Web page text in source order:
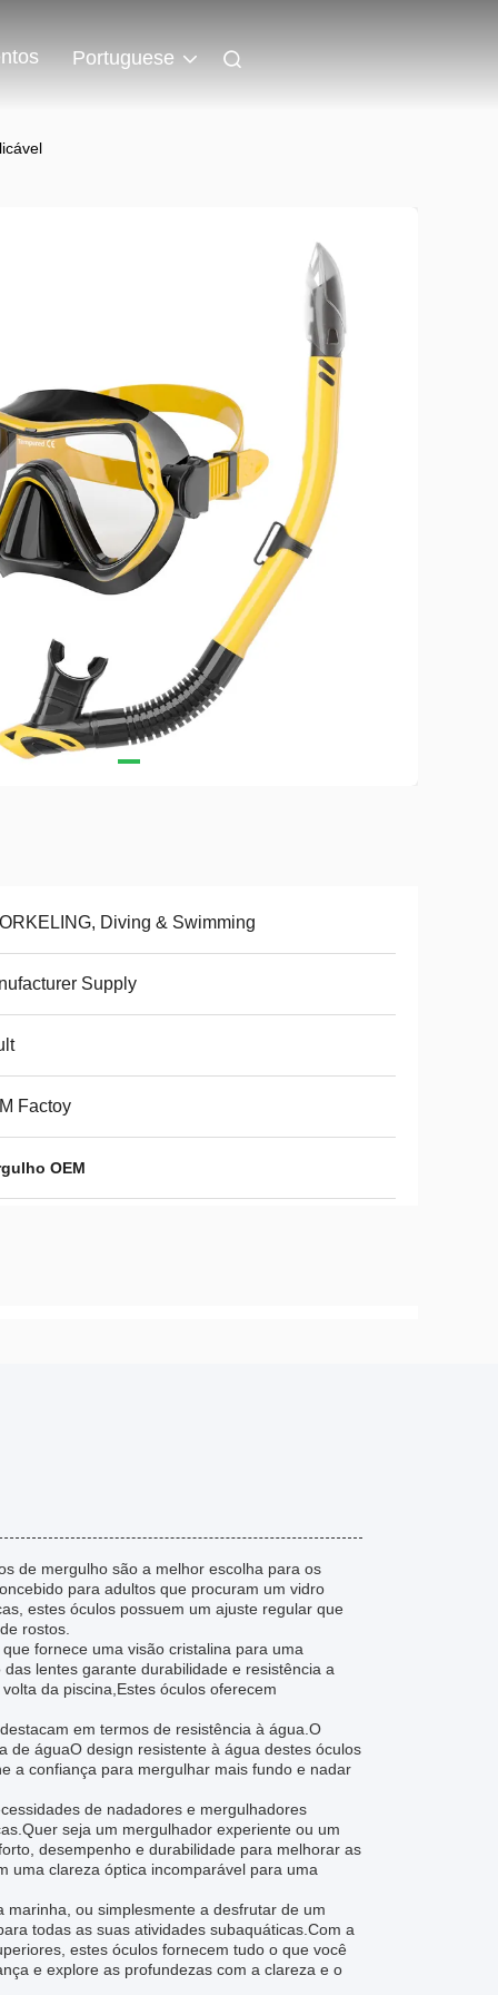
Portuguese
Diving & Swimming
Supply
Factoy
OEM
de mergulho são a melhor escolha para os
para adultos que procuram um vidro
estes óculos possuem um ajuste regular que
rostos.
fornece uma visão cristalina para uma
lentes garante durabilidade e resistência a
da piscina,Estes óculos oferecem
em termos de resistência à água.O
águaO design resistente à água destes óculos
a confiança para mergulhar mais fundo e nadar
de nadadores e mergulhadores
seja um mergulhador experiente ou um
desempenho e durabilidade para melhorar as
uma clareza óptica incomparável para uma
ou simplesmente a desfrutar de um
todas as suas atividades subaquáticas.Com a
estes óculos fornecem tudo o que você
e explore as profundezas com a clareza e o